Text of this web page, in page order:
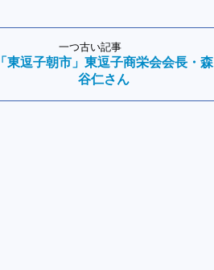
一つ古い記事
「東逗子朝市」東逗子商栄会会長・森
谷仁さん